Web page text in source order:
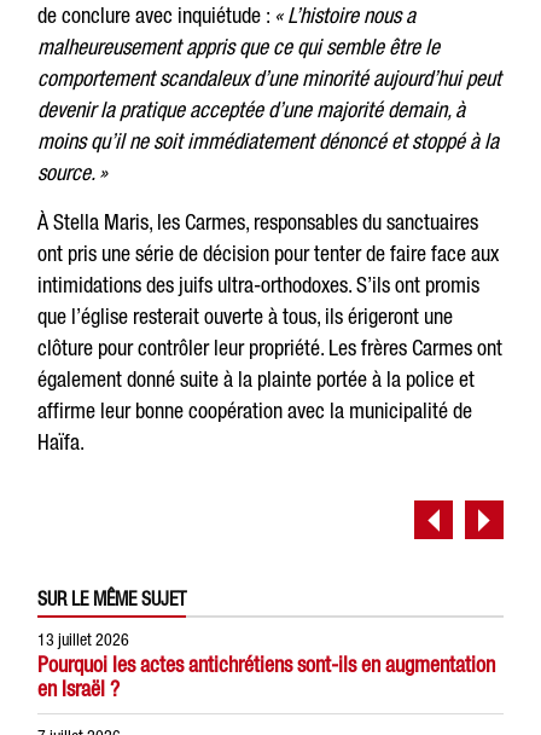
de conclure avec inquiétude : « L’histoire nous a
malheureusement appris que ce qui semble être le
comportement scandaleux d’une minorité aujourd’hui peut
devenir la pratique acceptée d’une majorité demain, à
moins qu’il ne soit immédiatement dénoncé et stoppé à la
source. »
À Stella Maris, les Carmes, responsables du sanctuaires
ont pris une série de décision pour tenter de faire face aux
intimidations des juifs ultra-orthodoxes. S’ils ont promis
que l’église resterait ouverte à tous, ils érigeront une
clôture pour contrôler leur propriété. Les frères Carmes ont
également donné suite à la plainte portée à la police et
affirme leur bonne coopération avec la municipalité de
Haïfa.
SUR LE MÊME SUJET
13 juillet 2026
Pourquoi les actes antichrétiens sont-ils en augmentation
en Israël ?